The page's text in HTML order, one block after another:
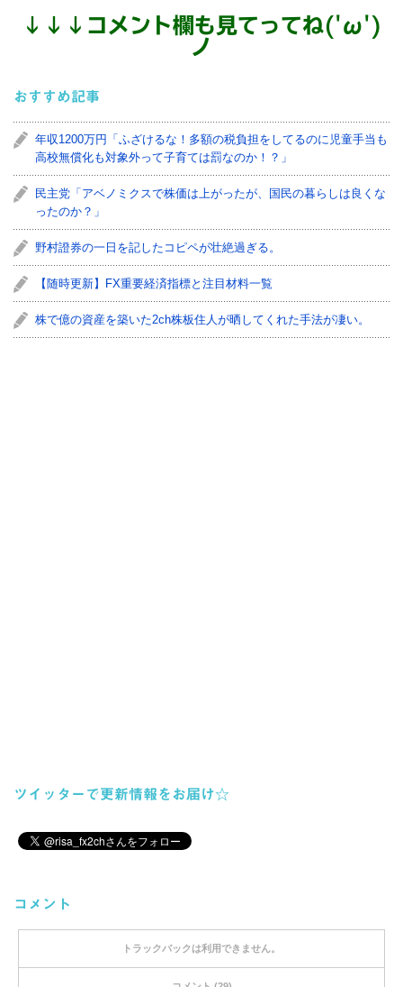
↓ ↓ ↓ コメント欄も見てってね('ω')
ノ
おすすめ記事
年収1200万円「ふざけるな！多額の税負担をしてるのに児童手当も
高校無償化も対象外って子育ては罰なのか！？」
民主党「アベノミクスで株価は上がったが、国民の暮らしは良くな
ったのか？」
野村證券の一日を記したコピペが壮絶過ぎる。
【随時更新】FX重要経済指標と注目材料一覧
株で億の資産を築いた2ch株板住人が晒してくれた手法が凄い。
ツイッターで更新情報をお届け☆
コメント
トラックバックは利用できません。